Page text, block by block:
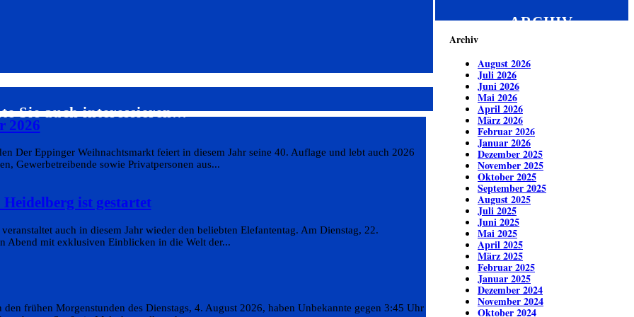
Sie auch interessieren…
2026
Der Eppinger Weihnachtsmarkt feiert in diesem Jahr seine 40. Auflage und lebt auch 2026
Gewerbetreibende sowie Privatpersonen aus...
ist gestartet
auch in diesem Jahr wieder den beliebten Elefantentag. Am Dienstag, 22.
Abend mit exklusiven Einblicken in die Welt der...
frühen Morgenstunden des Dienstags, 4. August 2026, haben Unbekannte gegen 3:45 Uhr
ARCHIV
Archiv
August 2026
Juli 2026
Juni 2026
Mai 2026
April 2026
März 2026
Februar 2026
Januar 2026
Dezember 2025
November 2025
Oktober 2025
September 2025
August 2025
Juli 2025
Juni 2025
Mai 2025
April 2025
März 2025
Februar 2025
Januar 2025
Dezember 2024
November 2024
Oktober 2024